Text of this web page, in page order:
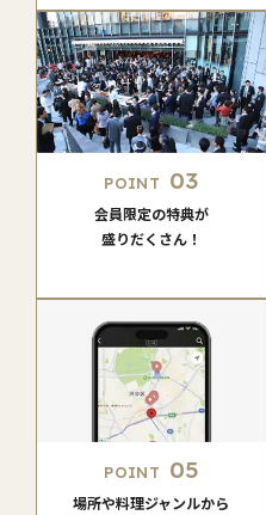
POINT 03
会員限定の特典が
盛りだくさん！
POINT 05
場所や料理ジャンルから